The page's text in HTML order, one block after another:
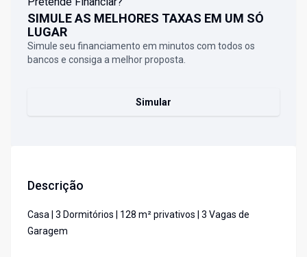
SIMULE AS MELHORES TAXAS EM UM SÓ
LUGAR
Simule seu financiamento em minutos com todos os
bancos e consiga a melhor proposta.
Simular
Descrição
Casa | 3 Dormitórios | 128 m² privativos | 3 Vagas de
Garagem